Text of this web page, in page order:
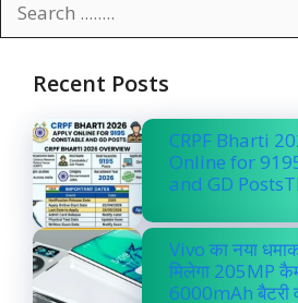
Recent Posts
CRPF Bharti
Online for
and GD
Vivo का नया
मिलेगा 205MP
6000mAh बैटरी